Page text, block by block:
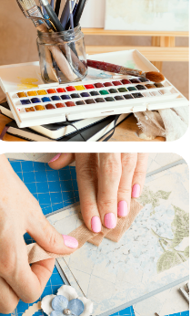
ציוד לאומנות